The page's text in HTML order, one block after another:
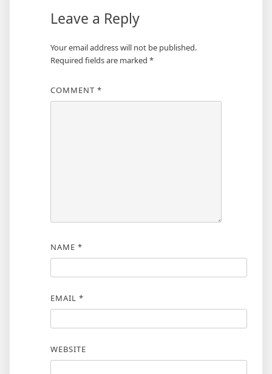
Leave a Reply
Your email address will not be published.
Required fields are marked *
COMMENT *
NAME *
EMAIL *
WEBSITE